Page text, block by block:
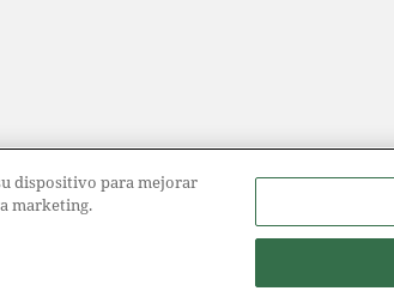
dispositivo para mejorar
marketing.